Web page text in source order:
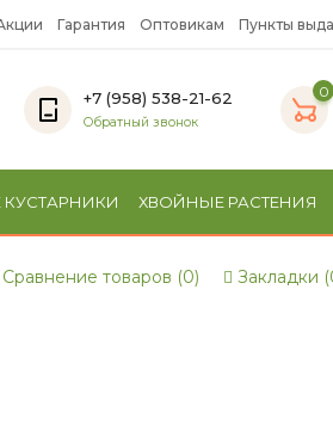
Гарантия Оптовикам Пункты
+7 (958) 538-21-62
Обратный звонок
0
ХВОЙНЫЕ РАСТЕНИЯ
Сравнение товаров (0) Закладки